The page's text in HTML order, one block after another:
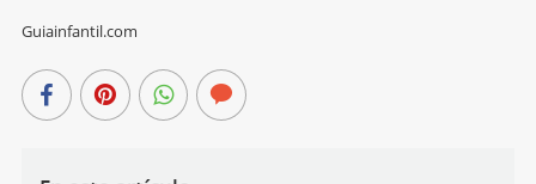
Guiainfantil.com